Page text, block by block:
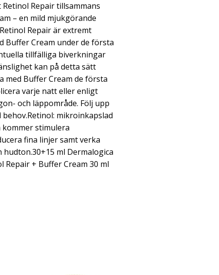
Repair tillsammans
– en mild mjukgörande
Repair är extremt
Buffer Cream under de första
tillfälliga biverkningar
kan på detta sätt
med Buffer Cream de första
varje natt eller enligt
och läppområde. Följ upp
mikroinkapslad
stimulera
fina linjer samt verka
ml Dermalogica
Repair + Buffer Cream 30 ml